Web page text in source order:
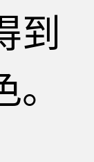
到